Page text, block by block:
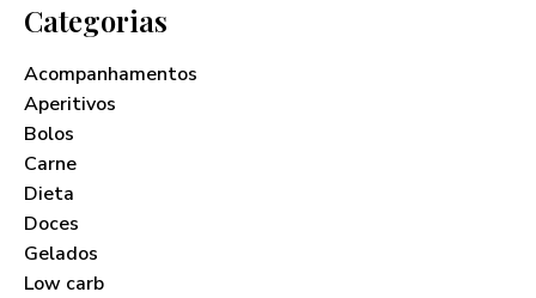
Categorias
Acompanhamentos
Aperitivos
Bolos
Carne
Dieta
Doces
Gelados
Low carb